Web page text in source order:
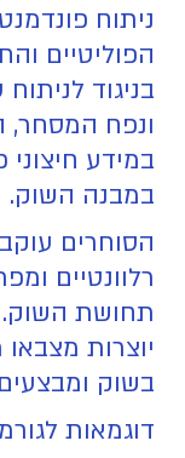
ניתוח
הפוליטיים
בניגוד
ונפח המסחר,
במידע חיצוני
במבנה השוק.
הסוחרים
רלוונטיים
תחושת
יוצרות מצבאו
בשוק
דוגמאות